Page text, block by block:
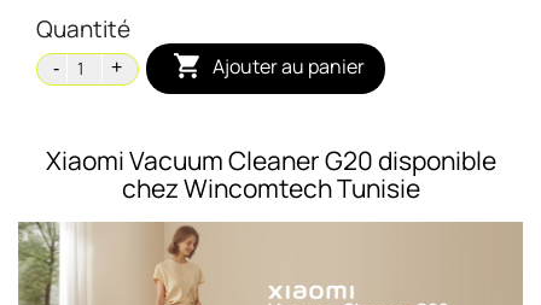
Quantité
 Ajouter au panier
Xiaomi Vacuum Cleaner G20 disponible
chez Wincomtech Tunisie